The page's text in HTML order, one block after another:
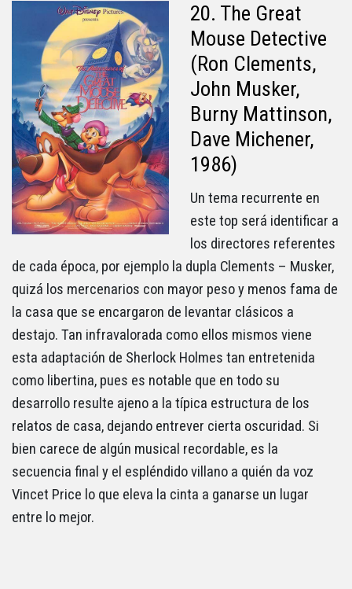
20. The Great
Mouse Detective
(Ron Clements,
John Musker,
Burny Mattinson,
Dave Michener,
1986)
Un tema recurrente en
este top será identificar a
los directores referentes
de cada época, por ejemplo la dupla Clements – Musker,
quizá los mercenarios con mayor peso y menos fama de
la casa que se encargaron de levantar clásicos a
destajo. Tan infravalorada como ellos mismos viene
esta adaptación de Sherlock Holmes tan entretenida
como libertina, pues es notable que en todo su
desarrollo resulte ajeno a la típica estructura de los
relatos de casa, dejando entrever cierta oscuridad. Si
bien carece de algún musical recordable, es la
secuencia final y el espléndido villano a quién da voz
Vincet Price lo que eleva la cinta a ganarse un lugar
entre lo mejor.